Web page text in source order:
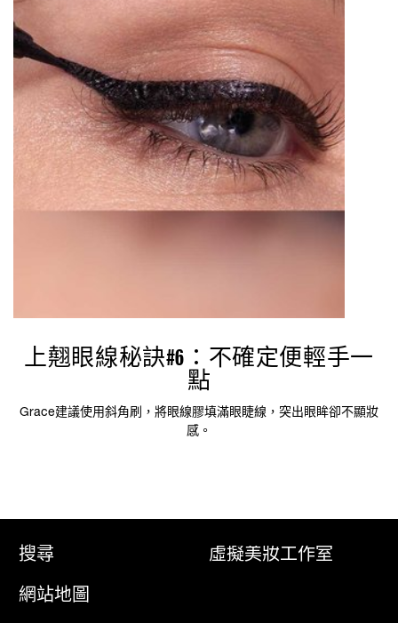
上翹眼線秘訣#6：不確定便輕手一
點
Grace建議使用斜角刷，將眼線膠填滿眼睫線，突出眼眸卻不顯妝
感。
搜尋
網站地圖
虛擬美妝工作室